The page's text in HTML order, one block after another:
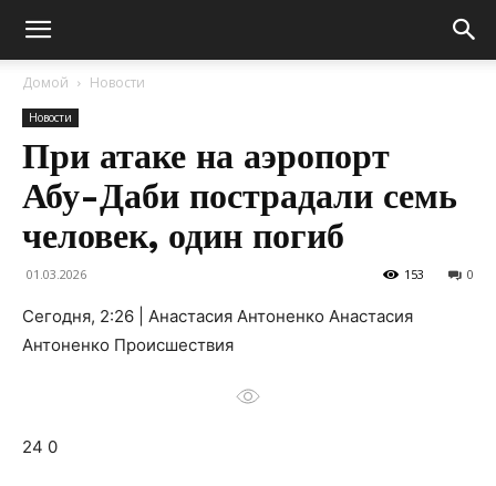
Домой Новости
Новости
При атаке на аэропорт
Абу-Даби пострадали семь
человек, один погиб
01.03.2026 0
153
Сегодня, 2:26 | Анастасия Антоненко Анастасия
Антоненко Происшествия
24 0